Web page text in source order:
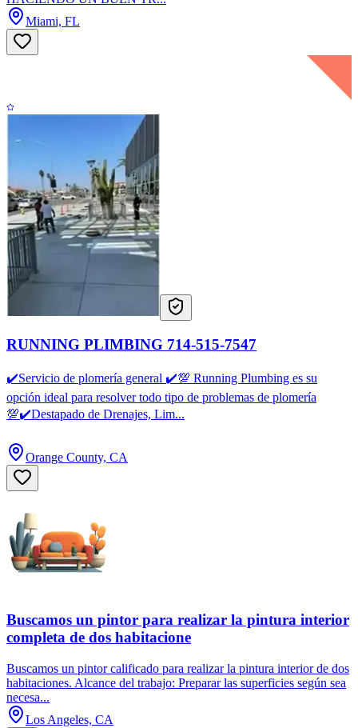
Miami, FL
RUNNING PLIMBING 714-515-7547
✔️Servicio de plomería general ✔️💯 Running Plumbing es su
opción ideal para resolver todo tipo de problemas de plomería
💯✔️Destapado de Drenajes, Lim...
Orange County, CA
Buscamos un pintor para realizar la pintura interior
completa de dos habitacione
Buscamos un pintor calificado para realizar la pintura interior de dos
habitaciones. Alcance del trabajo: Preparar las superficies según sea
necesa...
Los Angeles, CA